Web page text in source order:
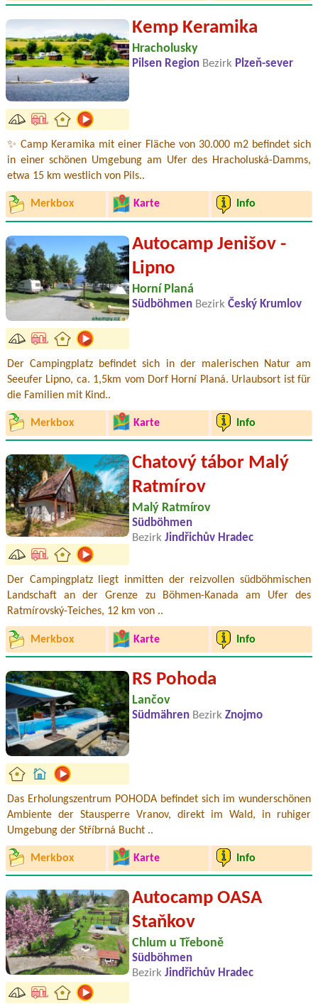
Kemp Keramika
Hracholusky
Pilsen Region Bezirk Plzeň-sever
✨ Camp Keramika mit einer Fläche von 30.000 m2 befindet sich
in einer schönen Umgebung am Ufer des Hracholuská-Damms,
etwa 15 km westlich von Pils..
Merkbox Karte Info
Autocamp Jenišov -
Lipno
Horní Planá
Südböhmen Bezirk Český Krumlov
Der Campingplatz befindet sich in der malerischen Natur am
Seeufer Lipno, ca. 1,5km vom Dorf Horní Planá. Urlaubsort ist für
die Familien mit Kind..
Merkbox Karte Info
Chatový tábor Malý
Ratmírov
Malý Ratmírov
Südböhmen
Bezirk Jindřichův Hradec
Der Campingplatz liegt inmitten der reizvollen südböhmischen
Landschaft an der Grenze zu Böhmen-Kanada am Ufer des
Ratmírovský-Teiches, 12 km von ..
Merkbox Karte Info
RS Pohoda
Lančov
Südmähren Bezirk Znojmo
Das Erholungszentrum POHODA befindet sich im wunderschönen
Ambiente der Stausperre Vranov, direkt im Wald, in ruhiger
Umgebung der Stříbrná Bucht ..
Merkbox Karte Info
Autocamp OASA
Staňkov
Chlum u Třeboně
Südböhmen
Bezirk Jindřichův Hradec